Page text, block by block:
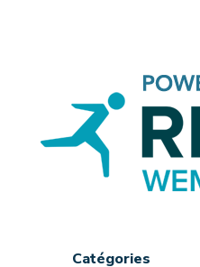
Catégories